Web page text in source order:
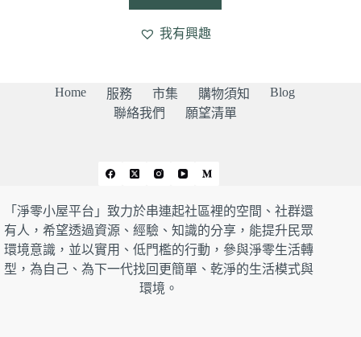
我有興趣
Home 服務 市集 購物須知
Blog
聯絡我們
願望清單
「淨零小屋平台」致力於串連起社區裡的空間、社群還
有人，希望透過資源、經驗、知識的分享，能提升民眾
環境意識，並以實用、低門檻的行動，參與淨零生活轉
型，為自己、為下一代找回更簡單、乾淨的生活模式與
環境。